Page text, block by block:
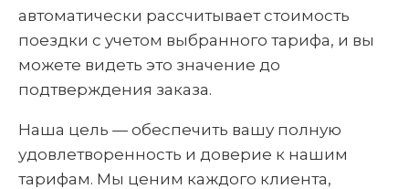
автоматически рассчитывает стоимость
поездки с учетом выбранного тарифа, и вы
можете видеть это значение до
подтверждения заказа.
Наша цель — обеспечить вашу полную
удовлетворенность и доверие к нашим
тарифам. Мы ценим каждого клиента,